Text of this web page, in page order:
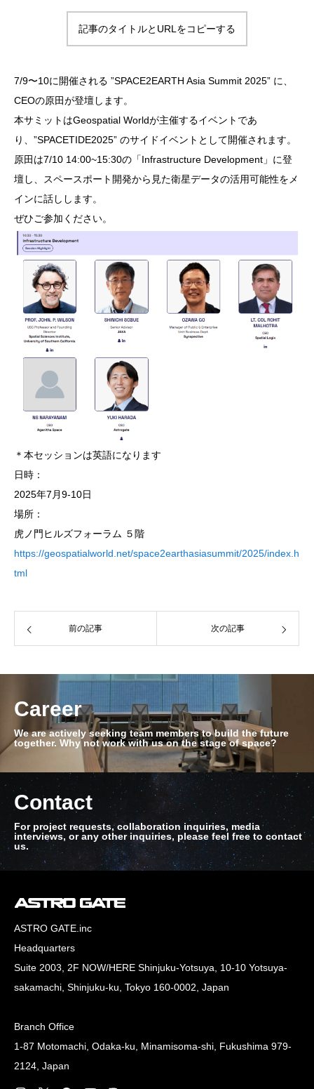
ENGLISH記事のタイトルとURLをコピーする
7/9〜10に開催される ”SPACE2EARTH Asia Summit 2025” に、
CEOの原田が登壇します。
本サミットはGeospatial Worldが主催するイベントであ
り、”SPACETIDE2025” のサイドイベントとして開催されます。
原田は7/10 14:00~15:30の「Infrastructure Development」に登
壇し、スペースポート開発から見た衛星データの活用可能性をメ
インに話しします。
ぜひご参加ください。
＊本セッションは英語になります
日時：
2025年7月9-10日
場所：
虎ノ門ヒルズフォーラム ５階
https://geospatialworld.net/space2earthasiasummit/2025/index.h
tml
前の記事 次の記事
Career
We are actively seeking team members to build the future
together. Why not work with us on the stage of space?
Contact
For project requests, collaboration inquiries, media
interviews, or any other inquiries, please feel free to contact
us.
ASTRO GATE.inc
Headquarters
Suite 2003, 2F NOW/HERE Shinjuku-Yotsuya, 10-10 Yotsuya-
sakamachi, Shinjuku-ku, Tokyo 160-0002, Japan
Branch Office
1-87 Motomachi, Odaka-ku, Minamisoma-shi, Fukushima 979-
2124, Japan